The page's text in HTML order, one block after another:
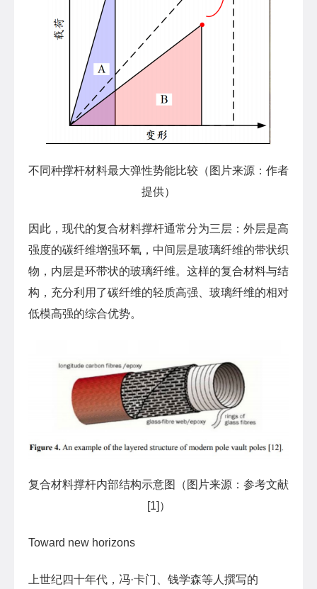
不同种撑杆材料最大弹性势能比较（图片来源：作者
提供）
因此，现代的复合材料撑杆通常分为三层：外层是高
强度的碳纤维增强环氧，中间层是玻璃纤维的带状织
物，内层是环带状的玻璃纤维。这样的复合材料与结
构，充分利用了碳纤维的轻质高强、玻璃纤维的相对
低模高强的综合优势。
复合材料撑杆内部结构示意图（图片来源：参考文献
[1]）
Toward new horizons
上世纪四十年代，冯·卡门、钱学森等人撰写的